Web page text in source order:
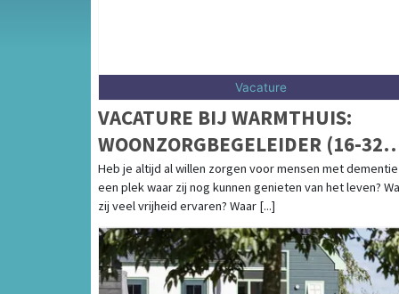
Vacature
VACATURE BIJ WARMTHUIS:
WOONZORGBEGELEIDER (16-32
UUR)
Heb je altijd al willen zorgen voor mensen met
een plek waar zij nog kunnen genieten van het leven?
zij veel vrijheid ervaren? Waar [...]